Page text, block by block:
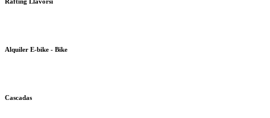
Alquiler E-bike - Bike
Cascadas